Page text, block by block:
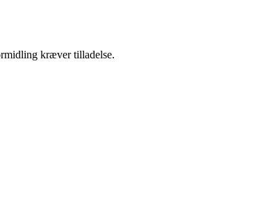
kræver tilladelse.